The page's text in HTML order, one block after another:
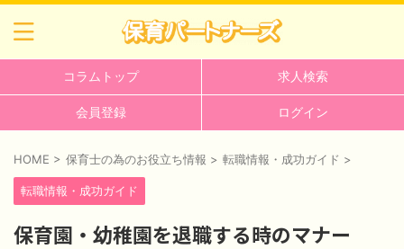
コラムトップ 求人検索
会員登録 ログイン
HOME > 保育士の為のお役立ち情報 > 転職情報・成功ガイド >
転職情報・成功ガイド
保育園・幼稚園を退職する時のマナー